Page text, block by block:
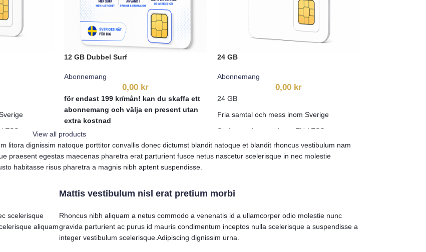
ESS
12 GB Dubbel Surf
Abonnemang
0,00 kr
för endast 199 kr/mån! kan du skaffa ett
abonnemang och välja en present utan
extra kostnad
välj en present när du tecknar ett
abonnemang hos Allo
Välj en av
24 GB surf (12 GB + 12 GB)
✔️Surfa som hemma i hela EU/EES – plus
✔️Totalt 41 länder där du surfar som
hemma
24 GB
Abonnemang
0,00 kr
24 GB
Fria samtal och mess inom Sverige
Surfa som hemma inom EU / ESS
249 kr
View all products
litora dignissim natoque porttitor convallis donec dictumst blandit natoque et blandit rhoncus vestibulum nam
praesent egestas maecenas pharetra erat parturient fusce netus nascetur scelerisque in nec molestie
habitasse risus pharetra a magnis nibh aptent suspendisse.
scelerisque
aliquam
Mattis vestibulum nisl erat pretium morbi
Rhoncus nibh aliquam a netus commodo a venenatis id a ullamcorper odio molestie nunc
gravida parturient ac purus id mauris condimentum inceptos nulla scelerisque a suspendisse a
integer vestibulum scelerisque.Adipiscing dignissim urna.